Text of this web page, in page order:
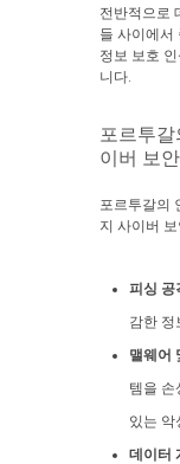
전반적으로
들 사이에서
정보 보호
니다.
포르투
이버 보
포르투갈의
지 사이버
피싱 공
감한 정
맬웨어
템을 손
있는 악
데이터